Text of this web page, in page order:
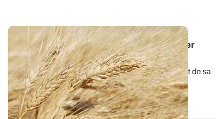
Dose d'azote sur blé dur : comment assurer
rendement et taux de protéines élevés ?
La qualité du blé dur à la récolte dépend étroitement de sa
teneur en protéines. L...
15 JANV. 2026